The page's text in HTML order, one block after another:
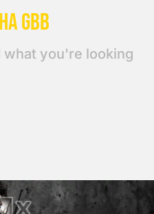
GBB
you're looking